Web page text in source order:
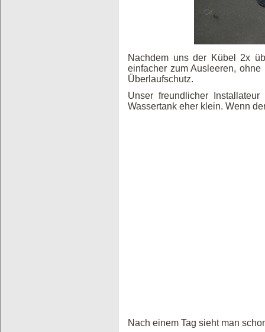
Nachdem uns der Kübel 2x
einfacher zum Ausleeren,
Überlaufschutz.
Unser freundlicher
Wassertank eher klein. Wenn
Nach einem Tag sieht man